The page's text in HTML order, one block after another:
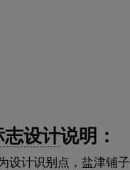
志设计说明：
设计识别点，盐津铺